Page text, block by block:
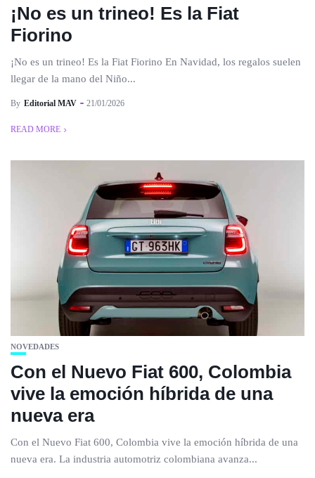
¡No es un trineo! Es la Fiat
Fiorino
¡No es un trineo! Es la Fiat Fiorino En Navidad, los regalos suelen
llegar de la mano del Niño...
By Editorial MAV 21/01/2026
READ MORE
NOVEDADES
Con el Nuevo Fiat 600, Colombia
vive la emoción híbrida de una
nueva era
Con el Nuevo Fiat 600, Colombia vive la emoción híbrida de una
nueva era. La industria automotriz colombiana avanza...